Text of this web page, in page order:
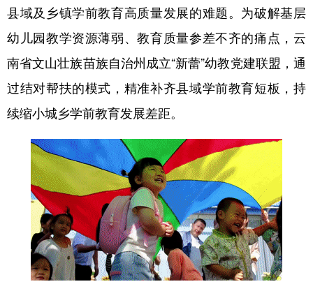
县域及乡镇学前教育高质量发展的难题。为破解基层
幼儿园教学资源薄弱、教育质量参差不齐的痛点，云
南省文山壮族苗族自治州成立“新蕾”幼教党建联盟，通
过结对帮扶的模式，精准补齐县域学前教育短板，持
续缩小城乡学前教育发展差距。